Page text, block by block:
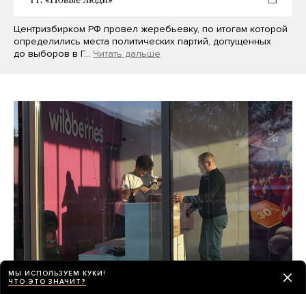
Центризбирком РФ провел жеребьевку, по итогам которой
определились места политических партий, допущенных
до выборов в Г… Читать дальше
МЫ ИСПОЛЬЗУЕМ КУКИ!
ЧТО ЭТО ЗНАЧИТ?